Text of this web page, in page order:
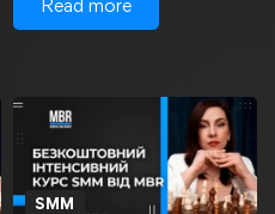
Read more
SMM